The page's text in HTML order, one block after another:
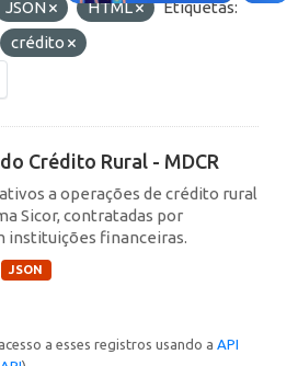
JSON HTML
Etiquetas:
crédito
Crédito Rural - MDCR
a operações de crédito rural
Sicor, contratadas por
instituições financeiras.
JSON
a esses registros usando a API